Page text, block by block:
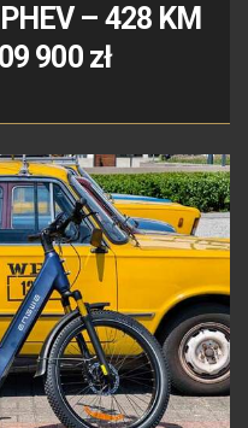
– 428 KM
900 zł